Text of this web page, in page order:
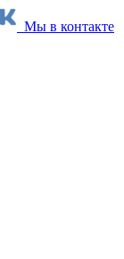
Мы в контакте